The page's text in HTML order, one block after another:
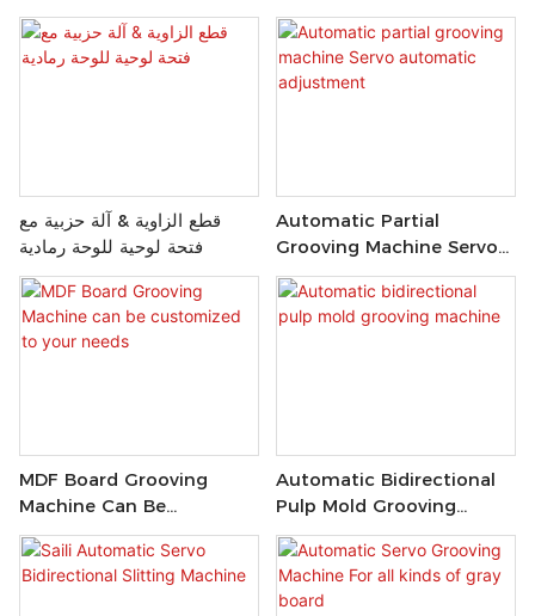
الكاملة
قطع الزاوية & آلة حزبية مع
فتحة لوحية للوحة رمادية
Automatic Partial
Grooving Machine Servo
Automatic Adjustment
MDF Board Grooving
Machine Can Be
Customized To Your
Needs
Automatic Bidirectional
Pulp Mold Grooving
Machine